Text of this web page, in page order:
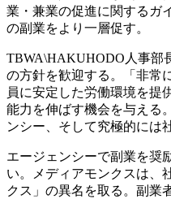
業・兼業の促進に関するガ
の副業をより一層促す。
TBWA\HAKUHODO人事部
の方針を歓迎する。「非常
員に安定した労働環境を提
能力を伸ばす機会を与える
ンシー、そして究極的には
エージェンシーで副業を奨
い。メディアモンクスは、
クス」の異名を取る。副業